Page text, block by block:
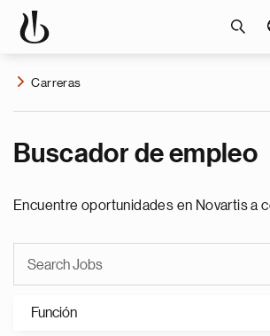
Carreras
Buscador de empleo
Encuentre oportunidades en Novartis a
Función